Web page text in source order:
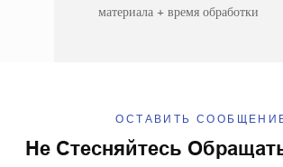
материала + время обработки
ОСТАВИТЬ
Не Стесняйтесь